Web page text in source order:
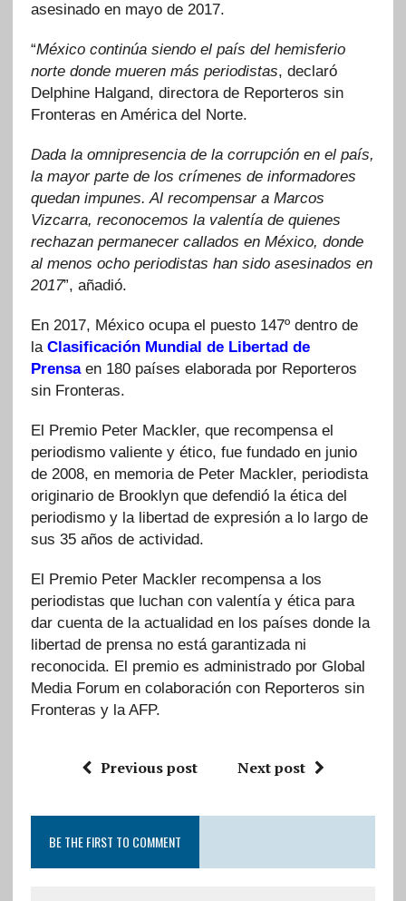
asesinado en mayo de 2017.
“México continúa siendo el país del hemisferio
norte donde mueren más periodistas, declaró
Delphine Halgand, directora de Reporteros sin
Fronteras en América del Norte.
Dada la omnipresencia de la corrupción en el país,
la mayor parte de los crímenes de informadores
quedan impunes. Al recompensar a Marcos
Vizcarra, reconocemos la valentía de quienes
rechazan permanecer callados en México, donde
al menos ocho periodistas han sido asesinados en
2017”, añadió.
En 2017, México ocupa el puesto 147º dentro de
la Clasificación Mundial de Libertad de
Prensaen 180 países elaborada por Reporteros
sin Fronteras.
El Premio Peter Mackler, que recompensa el
periodismo valiente y ético, fue fundado en junio
de 2008, en memoria de Peter Mackler, periodista
originario de Brooklyn que defendió la ética del
periodismo y la libertad de expresión a lo largo de
sus 35 años de actividad.
El Premio Peter Mackler recompensa a los
periodistas que luchan con valentía y ética para
dar cuenta de la actualidad en los países donde la
libertad de prensa no está garantizada ni
reconocida. El premio es administrado por Global
Media Forum en colaboración con Reporteros sin
Fronteras y la AFP.
Previous post Next post
BE THE FIRST TO COMMENT